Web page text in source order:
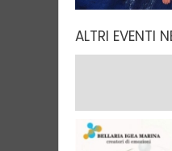
ALTRI EVENTI